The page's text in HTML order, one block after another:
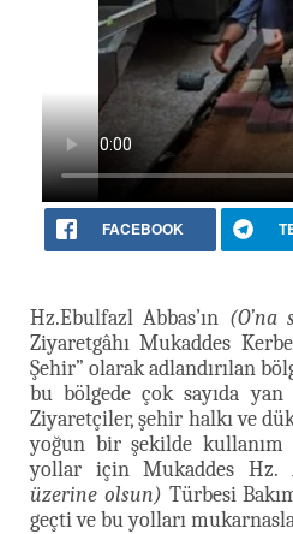
FACEBOOK
Hz.Ebulfazl Abbas’ın (O’na
Ziyaretgâhı Mukaddes
Şehir” olarak adlandırılan
bu bölgede çok sayıda
Ziyaretçiler, şehir halkı ve
yoğun bir şekilde
yollar için Mukaddes Hz.
üzerine olsun) Türbesi
geçti ve bu yolları